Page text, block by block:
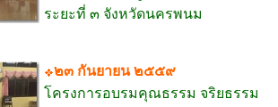
ระยะที่ ๓ จังหวัดนครพนม
๒๓ กันยายน ๒๕๕๙
โครงการอบรมคุณธรรม จริยธรรม